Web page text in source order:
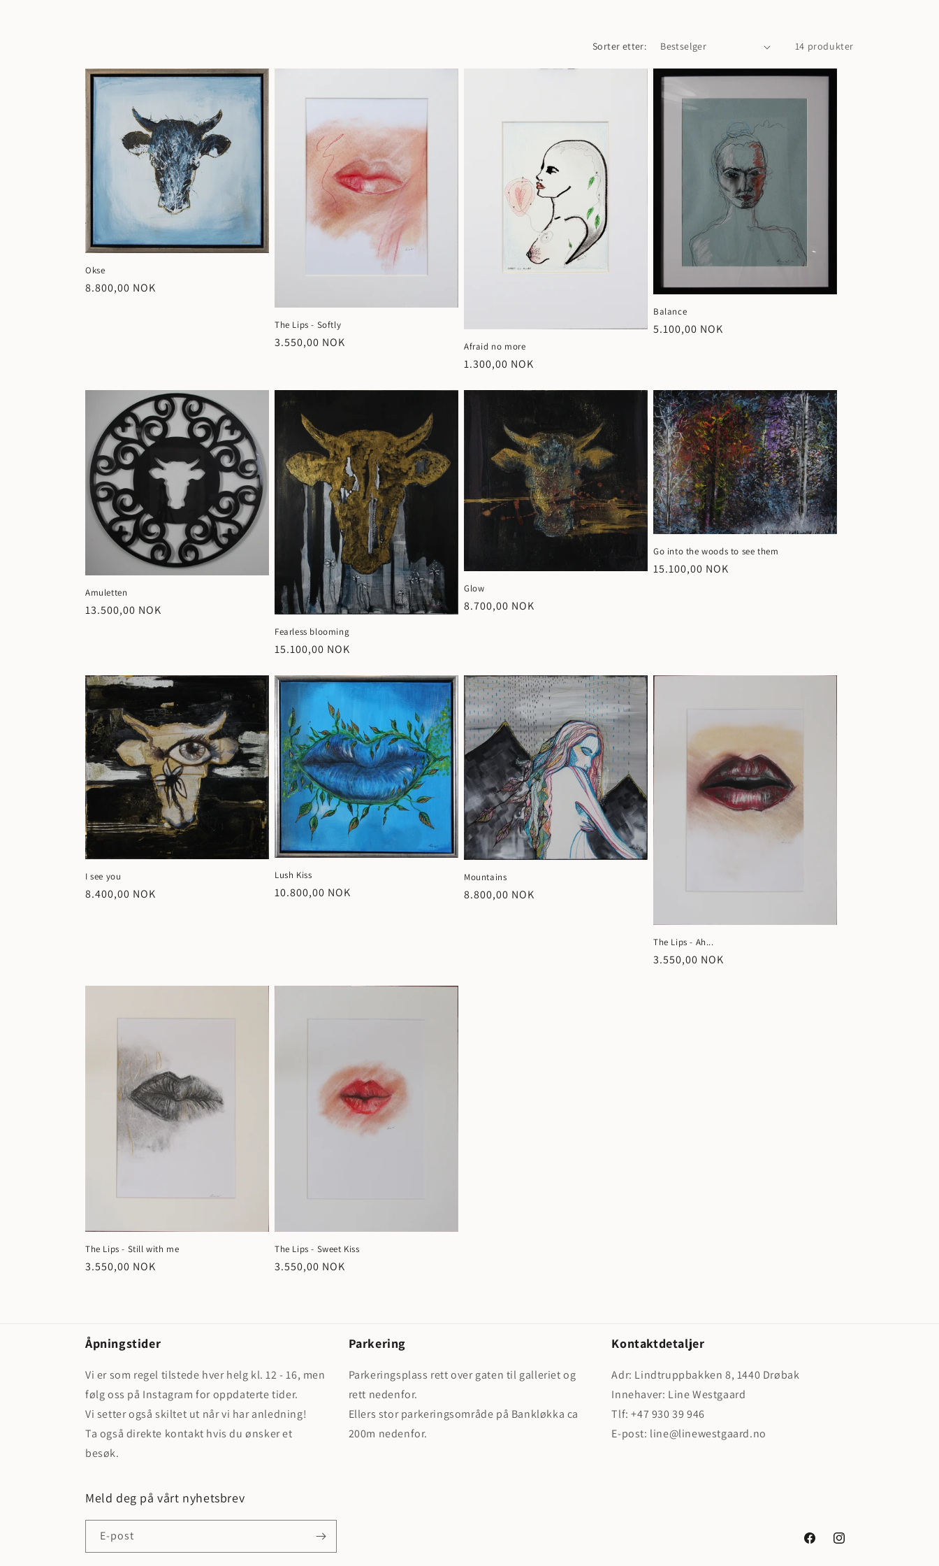
n
g
:
Sorter etter: 14 produkter
Okse
Vanlig
8.800,00 NOK
The Lips - Softly
Vanlig
3.550,00 NOK Afraid no more
Vanlig
1.300,00 NOK
Balance
Vanlig
5.100,00 NOK
Amuletten
Vanlig
13.500,00 NOK
Fearless blooming
Vanlig
15.100,00 NOK
Glow
Vanlig
8.700,00 NOK
Go into the woods to see them
Vanlig
15.100,00 NOK
I see you
Vanlig
8.400,00 NOK
Lush Kiss
Vanlig
10.800,00 NOK
Mountains
Vanlig
8.800,00 NOK
The Lips - Ah...
Vanlig
3.550,00 NOK
The Lips - Still with me
Vanlig
3.550,00 NOK
The Lips - Sweet Kiss
Vanlig
3.550,00 NOK
Åpningstider
Vi er som regel tilstede hver helg kl. 12 - 16, men
følg oss på Instagram for oppdaterte tider.
Vi setter også skiltet ut når vi har anledning!
Ta også direkte kontakt hvis du ønsker et
besøk.
Parkering
Parkeringsplass rett over gaten til galleriet og
rett nedenfor.
Ellers stor parkeringsområde på Bankløkka ca
200m nedenfor.
Kontaktdetaljer
Adr: Lindtruppbakken 8, 1440 Drøbak
Innehaver: Line Westgaard
Tlf: +47 930 39 946
E-post: line@linewestgaard.no
Meld deg på vårt nyhetsbrev
E-post
FacebookInstagram